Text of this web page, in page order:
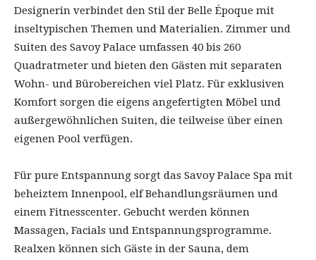
Designerin verbindet den Stil der Belle Époque mit
inseltypischen Themen und Materialien. Zimmer und
Suiten des Savoy Palace umfassen 40 bis 260
Quadratmeter und bieten den Gästen mit separaten
Wohn- und Bürobereichen viel Platz. Für exklusiven
Komfort sorgen die eigens angefertigten Möbel und
außergewöhnlichen Suiten, die teilweise über einen
eigenen Pool verfügen.
Für pure Entspannung sorgt das Savoy Palace Spa mit
beheiztem Innenpool, elf Behandlungsräumen und
einem Fitnesscenter. Gebucht werden können
Massagen, Facials und Entspannungsprogramme.
Realxen können sich Gäste in der Sauna, dem